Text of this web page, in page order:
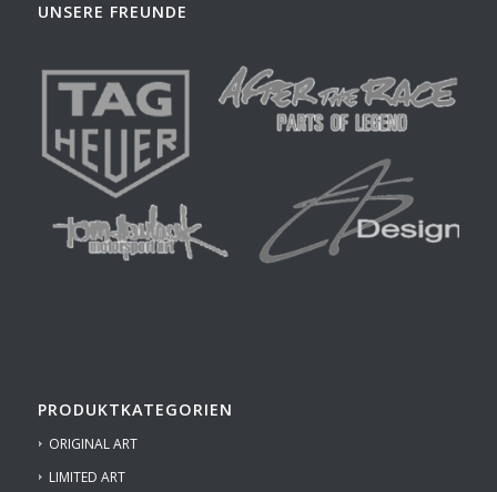
UNSERE FREUNDE
PRODUKTKATEGORIEN
ORIGINAL ART
LIMITED ART